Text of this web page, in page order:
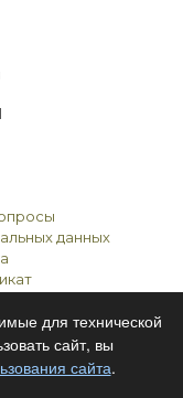
данных
© 2021
для технической
сайт, вы
сайта.